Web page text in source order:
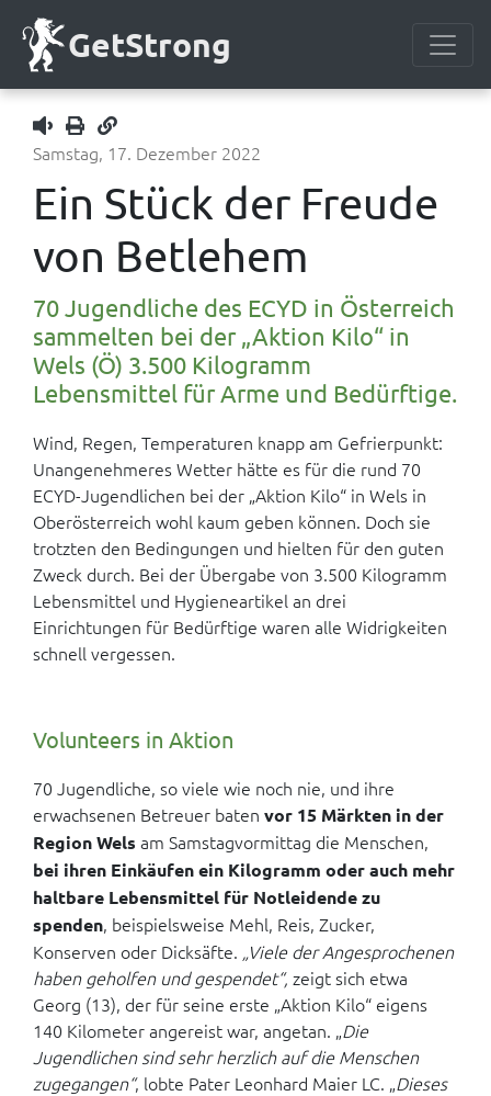
GetStrong
Samstag, 17. Dezember 2022
1x
Ein Stück der Freude
von Betlehem
70 Jugendliche des ECYD in Österreich
sammelten bei der „Aktion Kilo“ in
Wels (Ö) 3.500 Kilogramm
Lebensmittel für Arme und Bedürftige.
Wind, Regen, Temperaturen knapp am Gefrierpunkt:
Unangenehmeres Wetter hätte es für die rund 70
ECYD-Jugendlichen bei der „Aktion Kilo“ in Wels in
Oberösterreich wohl kaum geben können. Doch sie
trotzten den Bedingungen und hielten für den guten
Zweck durch. Bei der Übergabe von 3.500 Kilogramm
Lebensmittel und Hygieneartikel an drei
Einrichtungen für Bedürftige waren alle Widrigkeiten
schnell vergessen.
Volunteers in Aktion
70 Jugendliche, so viele wie noch nie, und ihre
erwachsenen Betreuer baten vor 15 Märkten in der
Region Wels am Samstagvormittag die Menschen,
bei ihren Einkäufen ein Kilogramm oder auch mehr
haltbare Lebensmittel für Notleidende zu
spenden, beispielsweise Mehl, Reis, Zucker,
Konserven oder Dicksäfte. „Viele der Angesprochenen
haben geholfen und gespendet“, zeigt sich etwa
Georg (13), der für seine erste „Aktion Kilo“ eigens
140 Kilometer angereist war, angetan. „Die
Jugendlichen sind sehr herzlich auf die Menschen
zugegangen“, lobte Pater Leonhard Maier LC. „Dieses